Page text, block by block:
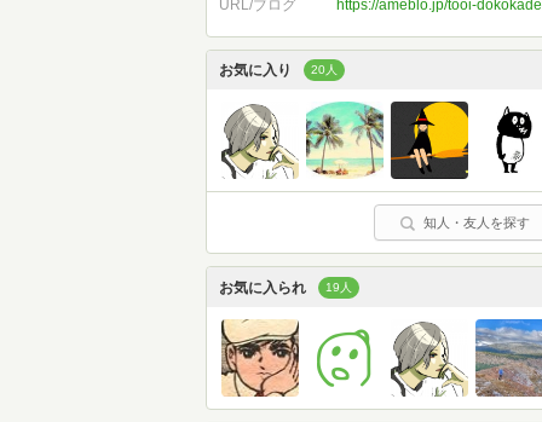
URL/ブログ https://ameblo.jp/tooi-
お気に入り 20人
知人・友人を探す
お気に入られ 19人